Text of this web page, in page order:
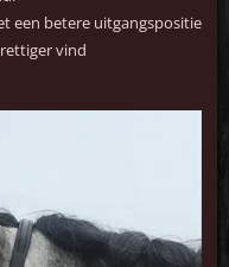
een betere uitgangspositie
vind